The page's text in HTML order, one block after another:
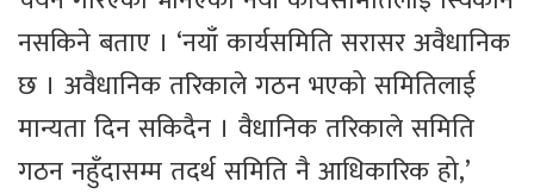
नसकिने बताए । ‘नयाँ कार्यसमिति सरासर अवैधानिक
छ । अवैधानिक तरिकाले गठन भएको समितिलाई
मान्यता दिन सकिदैन । वैधानिक तरिकाले समिति
गठन नहुँदासम्म तदर्थ समिति नै आधिकारिक हो,’